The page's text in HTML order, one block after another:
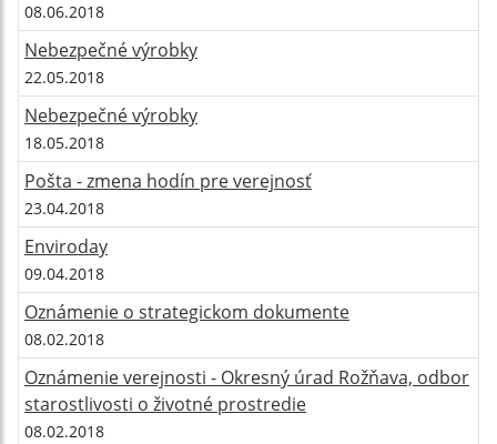
08.06.2018
Nebezpečné výrobky
22.05.2018
Nebezpečné výrobky
18.05.2018
Pošta - zmena hodín pre verejnosť
23.04.2018
Enviroday
09.04.2018
Oznámenie o strategickom dokumente
08.02.2018
Oznámenie verejnosti - Okresný úrad Rožňava, odbor
starostlivosti o životné prostredie
08.02.2018